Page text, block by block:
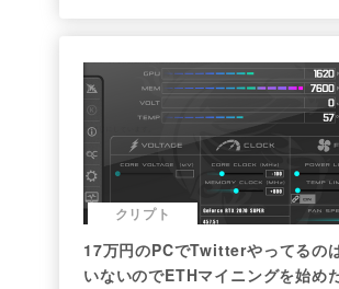
クリプト
17万円のPCでTwitterやってるの
いないのでETHマイニングを始め